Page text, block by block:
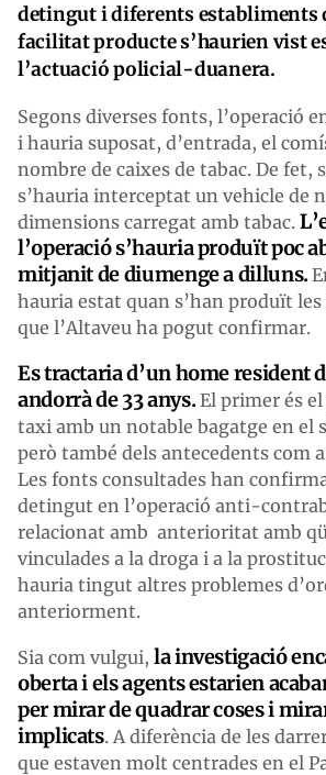
detingut i diferents establiments
facilitat producte s’haurien vist
l’actuació policial-duanera.
Segons diverses fonts, l’operació
i hauria suposat, d’entrada, el
nombre de caixes de tabac. De fet,
s’hauria interceptat un vehicle de
dimensions carregat amb tabac.
l’operació s’hauria produït poc
mitjanit de diumenge a dilluns.
hauria estat quan s’han produït
que l’Altaveu ha pogut confirmar.
Es tractaria d’un home resident
andorrà de 33 anys.El primer és
taxi amb un notable bagatge en el
però també dels antecedents com
Les fonts consultades han
detingut en l’operació anti-
relacionat amb anterioritat amb
vinculades a la droga i a la
hauria tingut altres problemes
anteriorment.
Sia com vulgui, la investigació
oberta i els agents estarien
per mirar de quadrar coses i
implicats. A diferència de les
que estaven molt centrades en el